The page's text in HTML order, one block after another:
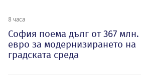
8 часа
София поема дълг от 367 млн.
евро за модернизирането на
градската среда